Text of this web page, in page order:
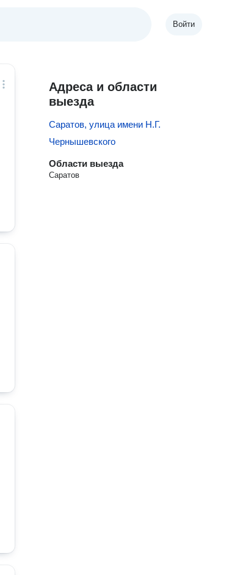
Войти
Адреса и области
выезда
Саратов, улица имени Н.Г.
Чернышевского
Области выезда
Саратов